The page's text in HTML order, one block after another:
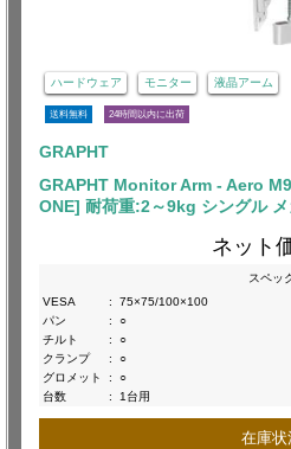
ハードウェア モニター 液晶アーム
送料無料 24時間以内に出荷
GRAPHT
GRAPHT Monitor Arm - Aero
ONE] 耐荷重:2～9kg シングル
ネット
スペッ
VESA
:
75×75/100×100
パン
:
○
チルト
:
○
クランプ
:
○
グロメット
:
○
台数
: 1台用
在庫状